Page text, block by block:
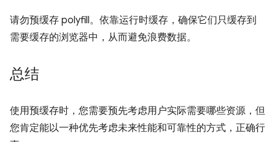
请勿预缓存 polyfill。依靠运行时缓存，确保它们只缓存到
需要缓存的浏览器中，从而避免浪费数据。
总结
使用预缓存时，您需要预先考虑用户实际需要哪些资源，但
您肯定能以一种优先考虑未来性能和可靠性的方式，正确行